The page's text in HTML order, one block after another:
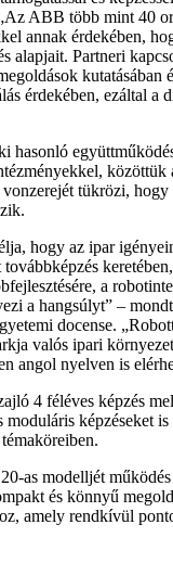
ABB több mint 40
annak érdekében,
alapjait. Partneri
kutatásában
érdekében, ezáltal a
hasonló
közöttük
tükrözi,
hogy az ipar
a
a hangsúlyt” –
docense.
valós ipari
angol nyelven is
4 féléves képzés
képzéseket
as modelljét
és könnyű
amely rendkívül